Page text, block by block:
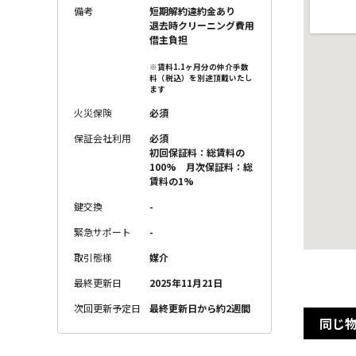
備考
短期解約違約金あり
退去時クリーニング費用
借主負担
※賃料1.1ヶ月分の仲介手数
料（税込）を別途頂戴いたし
ます
火災保険
必須
保証会社利用
必須
初回保証料：総賃料の
100% 月次保証料：総
賃料の1%
鍵交換
-
緊急サポート
-
取引態様
媒介
最終更新日
2025年11月21日
次回更新予定日
最終更新日から約2週間
同じ